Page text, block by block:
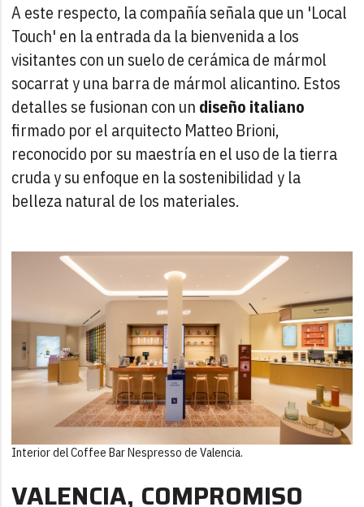
A este respecto, la compañía señala que un 'Local
Touch' en la entrada da la bienvenida a los
visitantes con un suelo de cerámica de mármol
socarrat y una barra de mármol alicantino. Estos
detalles se fusionan con un diseño italiano
firmado por el arquitecto Matteo Brioni,
reconocido por su maestría en el uso de la tierra
cruda y su enfoque en la sostenibilidad y la
belleza natural de los materiales.
Interior del Coffee Bar Nespresso de Valencia.
VALENCIA, COMPROMISO